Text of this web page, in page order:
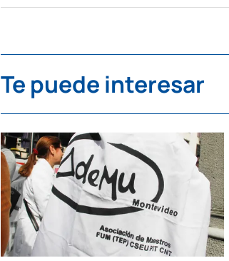
Te puede interesar